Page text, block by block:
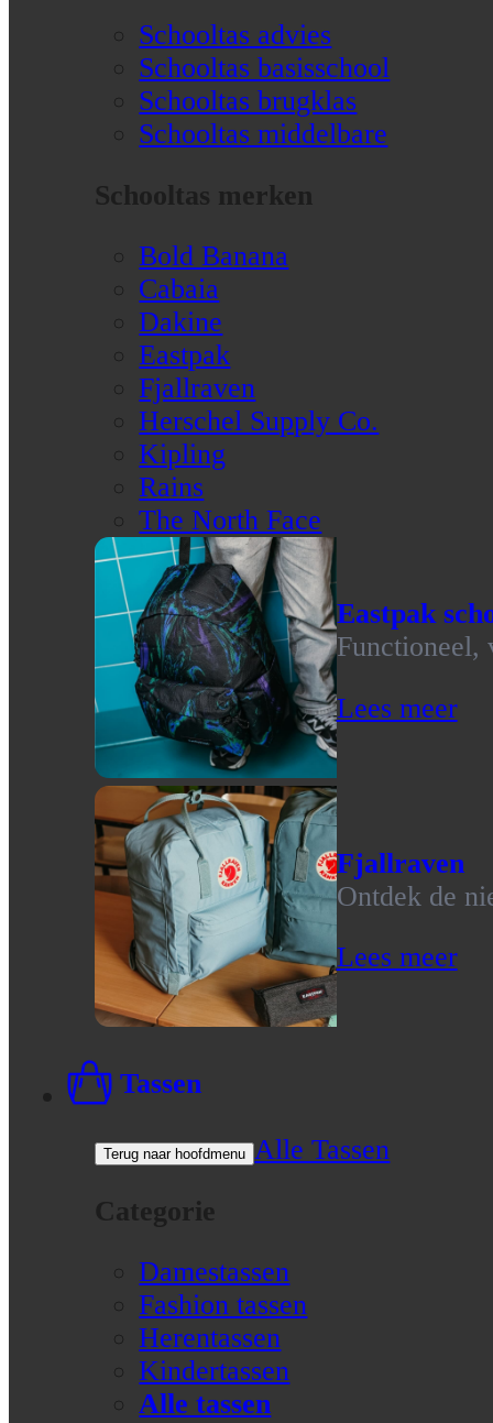
Schooltas advies
Schooltas basisschool
Schooltas brugklas
Schooltas middelbare
Schooltas merken
Bold Banana
Cabaia
Dakine
Eastpak
Fjallraven
Herschel Supply Co.
Kipling
Rains
The North Face
Eastpak
Functioneel,
Lees meer
Fjallraven
Ontdek de
Lees meer
Tassen
Terug naar hoofdmenu Alle Tassen
Categorie
Damestassen
Fashion tassen
Herentassen
Kindertassen
Alle tassen